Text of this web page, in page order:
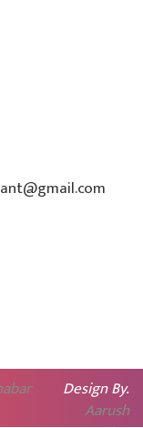
Design By.
Aarush